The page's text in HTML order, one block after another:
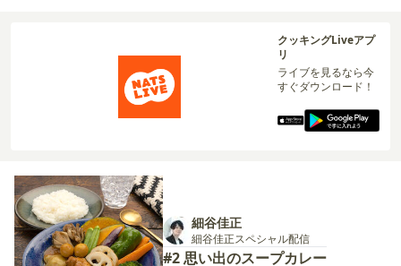
クッキングLiveアプ
リ
ライブを見るなら今
すぐダウンロード！
細谷佳正
細谷佳正スペシャル配信
#2 思い出のスープカレー